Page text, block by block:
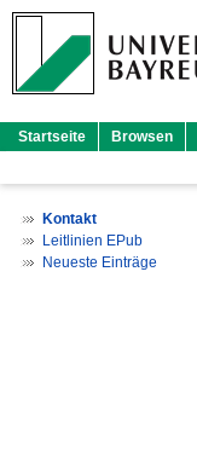
Startseite Browsen
Kontakt
Leitlinien EPub
Neueste Einträge